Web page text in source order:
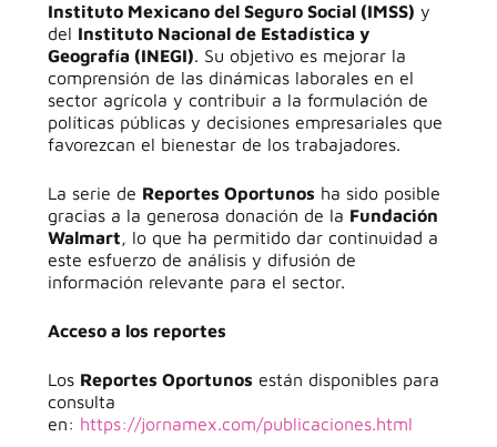
Instituto Mexicano del Seguro Social (IMSS) y
del Instituto Nacional de Estadística y
Geografía (INEGI). Su objetivo es mejorar la
comprensión de las dinámicas laborales en el
sector agrícola y contribuir a la formulación de
políticas públicas y decisiones empresariales que
favorezcan el bienestar de los trabajadores.
La serie de Reportes Oportunos ha sido posible
gracias a la generosa donación de la Fundación
Walmart, lo que ha permitido dar continuidad a
este esfuerzo de análisis y difusión de
información relevante para el sector.
Acceso a los reportes
Los Reportes Oportunos están disponibles para
consulta
en: https://jornamex.com/publicaciones.html